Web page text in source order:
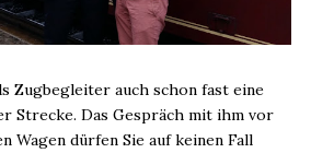
Zugbegleiter auch schon fast eine
Strecke. Das Gespräch mit ihm vor
Wagen dürfen Sie auf keinen Fall